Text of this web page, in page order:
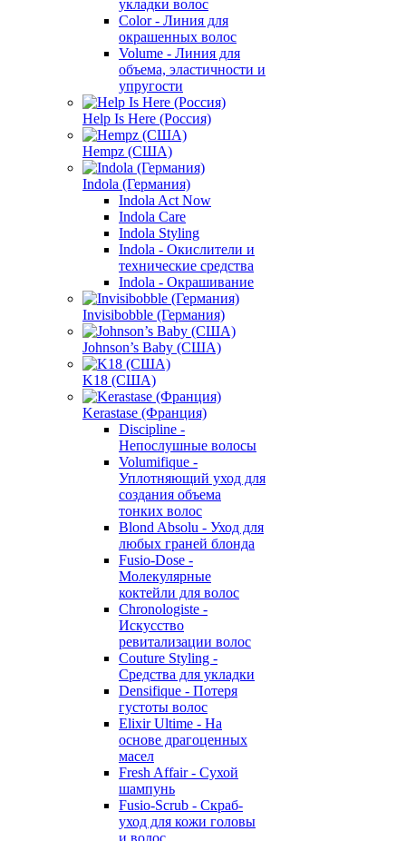
укладки волос
Color - Линия для
окрашенных волос
Volume - Линия для
объема, эластичности и
упругости
Help Is Here (Россия)
Hempz (США)
Indola (Германия)
Indola Act Now
Indola Care
Indola Styling
Indola - Окислители и
технические средства
Indola - Окрашивание
Invisibobble (Германия)
Johnson’s Baby (США)
K18 (США)
Kerastase (Франция)
Discipline -
Непослушные волосы
Volumifique -
Уплотняющий уход для
создания объема
тонких волос
Blond Absolu - Уход для
любых граней блонда
Fusio-Dose -
Молекулярные
коктейли для волос
Chronologiste -
Искусство
ревитализации волос
Couture Styling -
Средства для укладки
Densifique - Потеря
густоты волос
Elixir Ultime - На
основе драгоценных
масел
Fresh Affair - Сухой
шампунь
Fusio-Scrub - Скраб-
уход для кожи головы
и волос